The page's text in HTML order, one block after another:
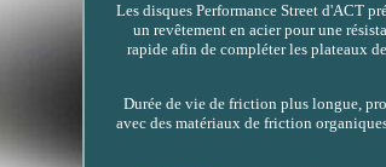
Les disques Performance Street d'ACT
un revêtement en acier pour une
rapide afin de compléter les plateaux
Durée de vie de friction plus longue,
avec des matériaux de friction